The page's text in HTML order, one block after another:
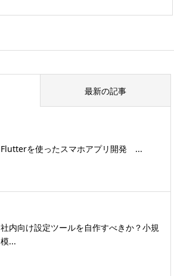
最新の記事
Flutterを使ったスマホアプリ開発 ...
社内向け設定ツールを自作すべきか？小規
模...